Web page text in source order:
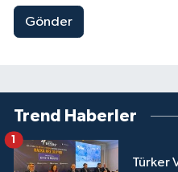
Gönder
Trend Haberler
Türker
1